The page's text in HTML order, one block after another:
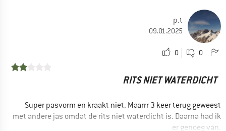
Allround
Trekking
p.t
09.01.2025
0 0
RITS NIET WATERDICHT
Super pasvorm en kraakt niet. Maarrr 3 keer terug geweest
met andere jas omdat de rits niet waterdicht is. Daarna had ik
er genoeg van.